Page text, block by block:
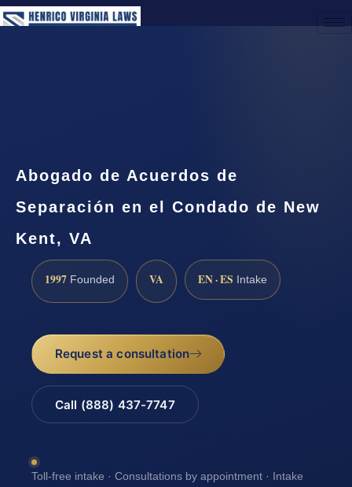
Abogado de Acuerdos de
Separación en el Condado de New
Kent, VA
1997 Founded VA EN · ES Intake
Request a consultation
Call (888) 437-7747
Toll-free intake · Consultations by appointment · Intake